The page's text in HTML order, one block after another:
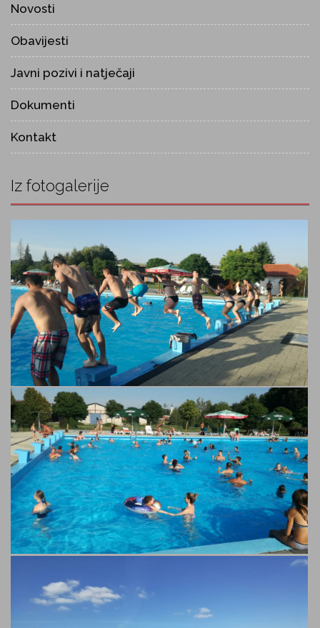
Novosti
Obavijesti
Javni pozivi i natječaji
Dokumenti
Kontakt
Iz fotogalerije